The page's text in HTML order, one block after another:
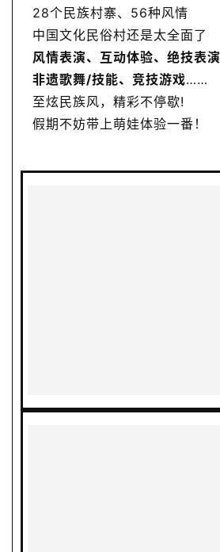
28个民族村寨、56种风情
中国文化民俗村还是太全面了
风情表演、互动体验、绝技表演
非遗歌舞/技能、竞技游戏……
至炫民族风，精彩不停歇!
假期不妨带上萌娃体验一番！